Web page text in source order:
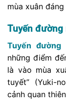
mùa xuân đáng
Tuyến đường
Tuyến đường
những điểm
là vào mùa
tuyết” (Yuki-
cảnh quan